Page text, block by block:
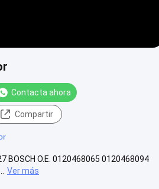
Contacta ahora
Compartir
BOSCH O.E. 0120468065 0120468094
Ver más